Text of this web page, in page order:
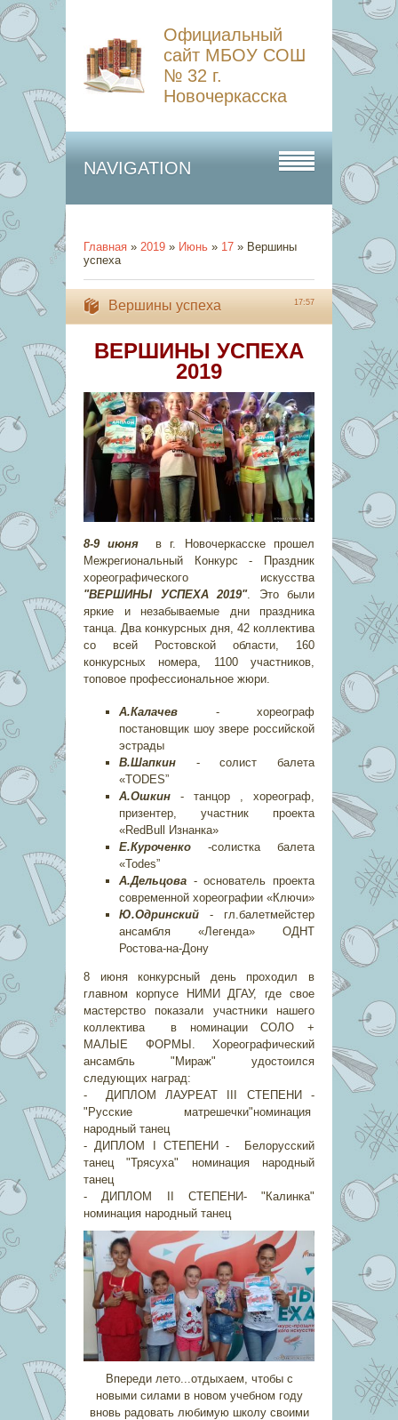
Официальный
сайт МБОУ СОШ
№ 32 г.
Новочеркасска
NAVIGATION
Главная » 2019 » Июнь » 17 » Вершины
успеха
17:57
Вершины успеха
ВЕРШИНЫ УСПЕХА
2019
8-9 июня в г. Новочеркасске прошел
Межрегиональный Конкурс - Праздник
хореографического искусства
"ВЕРШИНЫ УСПЕХА 2019". Это были
яркие и незабываемые дни праздника
танца. Два конкурсных дня, 42 коллектива
со всей Ростовской области, 160
конкурсных номера, 1100 участников,
топовое профессиональное жюри.
А.Калачев - хореограф
постановщик шоу звере российской
эстрады
В.Шапкин - солист балета
«TODES”
А.Ошкин - танцор , хореограф,
призентер, участник проекта
«RedBull Изнанка»
Е.Куроченко -солистка балета
«Todes”
А.Дельцова - основатель проекта
современной хореографии «Ключи»
Ю.Одринский - гл.балетмейстер
ансамбля «Легенда» ОДНТ
Ростова-на-Дону
8 июня конкурсный день проходил в
главном корпусе НИМИ ДГАУ, где свое
мастерство показали участники нашего
коллектива в номинации СОЛО +
МАЛЫЕ ФОРМЫ. Хореографический
ансамбль "Мираж" удостоился
следующих наград:
- ДИПЛОМ ЛАУРЕАТ III СТЕПЕНИ -
"Русские матрешечки"номинация
народный танец
- ДИПЛОМ I СТЕПЕНИ - Белорусский
танец "Трясуха" номинация народный
танец
- ДИПЛОМ II СТЕПЕНИ- "Калинка"
номинация народный танец
Впереди лето...отдыхаем, чтобы с
новыми силами в новом учебном году
вновь радовать любимую школу своими